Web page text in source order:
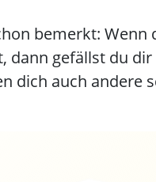
bemerkt: Wenn
dann gefällst du
dich auch andere